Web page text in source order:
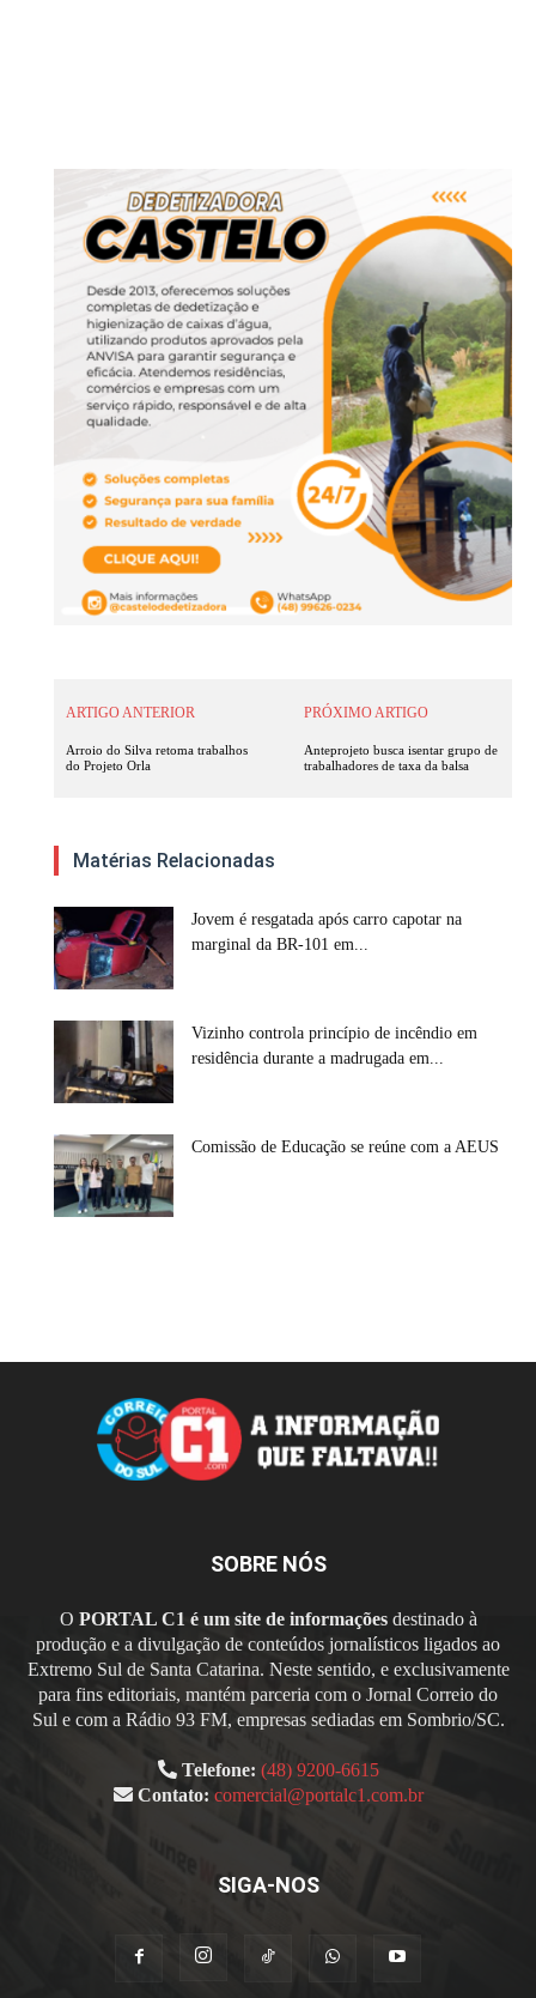
ARTIGO ANTERIOR
Arroio do Silva retoma trabalhos
do Projeto Orla
PRÓXIMO ARTIGO
Anteprojeto busca isentar grupo de
trabalhadores de taxa da balsa
Matérias Relacionadas
Jovem é resgatada após carro capotar na
marginal da BR-101 em...
Vizinho controla princípio de incêndio em
residência durante a madrugada em...
Comissão de Educação se reúne com a AEUS
SOBRE NÓS
O PORTAL C1 é um site de informaçõesdestinado à
produção e a divulgação de conteúdos jornalísticos ligados ao
Extremo Sul de Santa Catarina. Neste sentido, e exclusivamente
para fins editoriais, mantém parceria com o Jornal Correio do
Sul e com a Rádio 93 FM, empresas sediadas em Sombrio/SC.
Telefone: (48) 9200-6615
Contato: comercial@portalc1.com.br
SIGA-NOS